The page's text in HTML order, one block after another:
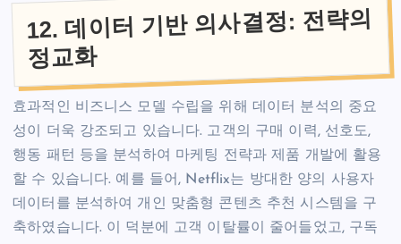
12. 데이터 기반 의사결정: 전략의
정교화
효과적인 비즈니스 모델 수립을 위해 데이터 분석의 중요
성이 더욱 강조되고 있습니다. 고객의 구매 이력, 선호도,
행동 패턴 등을 분석하여 마케팅 전략과 제품 개발에 활용
할 수 있습니다. 예를 들어, Netflix는 방대한 양의 사용자
데이터를 분석하여 개인 맞춤형 콘텐츠 추천 시스템을 구
축하였습니다. 이 덕분에 고객 이탈률이 줄어들었고, 구독